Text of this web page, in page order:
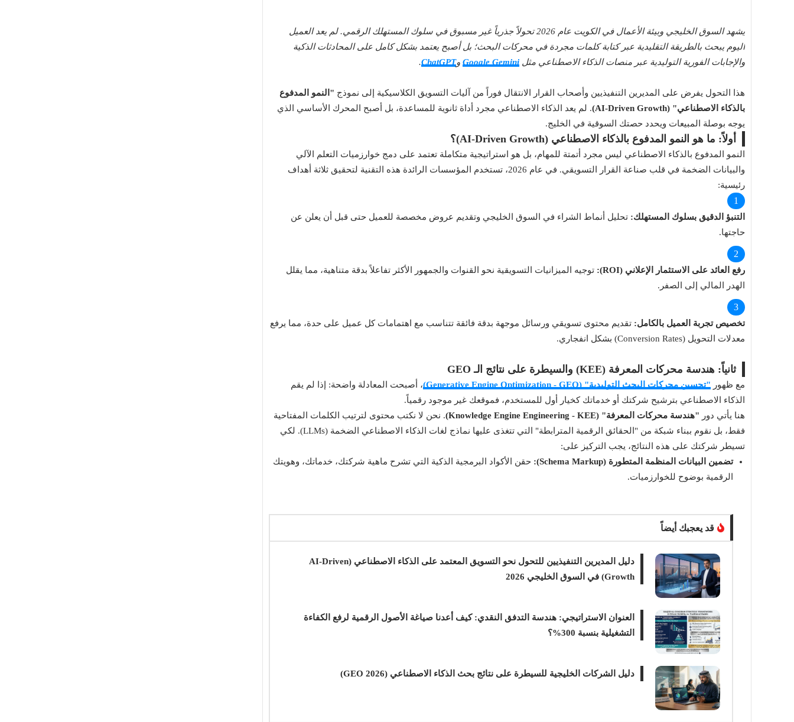
يشهد السوق الخليجي وبيئة الأعمال في الكويت عام 2026 تحولاً جذرياً غير مسبوق في سلوك المستهلك الرقمي. لم يعد العميل
اليوم يبحث بالطريقة التقليدية عبر كتابة كلمات مجردة في محركات البحث؛ بل أصبح يعتمد بشكل كامل على المحادثات الذكية
والإجابات الفورية التوليدية عبر منصات الذكاء الاصطناعي مثل Google Gemini وChatGPT
.
هذا التحول يفرض على المديرين التنفيذيين وأصحاب القرار الانتقال فوراً من آليات التسويق الكلاسيكية إلى نموذج "النمو المدفوع
بالذكاء الاصطناعي" (AI-Driven Growth)
. لم يعد الذكاء الاصطناعي مجرد أداة ثانوية للمساعدة، بل أصبح المحرك الأساسي الذي
يوجه بوصلة المبيعات ويحدد حصتك السوقية في الخليج.
أولاً: ما هو النمو المدفوع بالذكاء الاصطناعي (AI-Driven Growth)؟
النمو المدفوع بالذكاء الاصطناعي ليس مجرد أتمتة للمهام، بل هو استراتيجية متكاملة تعتمد على دمج خوارزميات التعلم الآلي
والبيانات الضخمة في قلب صناعة القرار التسويقي. في عام 2026، تستخدم المؤسسات الرائدة هذه التقنية لتحقيق ثلاثة أهداف
رئيسية:
التنبؤ الدقيق بسلوك المستهلك: تحليل أنماط الشراء في السوق الخليجي وتقديم عروض مخصصة للعميل حتى قبل أن يعلن عن
حاجتها.
رفع العائد على الاستثمار الإعلاني (ROI):
توجيه الميزانيات التسويقية نحو القنوات والجمهور الأكثر تفاعلاً بدقة متناهية، مما يقلل
الهدر المالي إلى الصفر.
تخصيص تجربة العميل بالكامل: تقديم محتوى تسويقي ورسائل موجهة بدقة فائقة تتناسب مع اهتمامات كل عميل على حدة، مما يرفع
معدلات التحويل (Conversion Rates) بشكل انفجاري.
ثانياً: هندسة محركات المعرفة (KEE) والسيطرة على نتائج الـ GEO
مع ظهور "تحسين محركات البحث التوليدية" (Generative Engine Optimization - GEO)
، أصبحت المعادلة واضحة: إذا لم يقم
الذكاء الاصطناعي بترشيح شركتك أو خدماتك كخيار أول للمستخدم، فموقعك غير موجود رقمياً.
هنا يأتي دور "هندسة محركات المعرفة" (Knowledge Engine Engineering - KEE)
. نحن لا نكتب محتوى لترتيب الكلمات المفتاحية
فقط، بل نقوم ببناء شبكة من "الحقائق الرقمية المترابطة" التي تتغذى عليها نماذج لغات الذكاء الاصطناعي الضخمة (LLMs). لكي
تسيطر شركتك على هذه النتائج، يجب التركيز على:
تضمين البيانات المنظمة المتطورة (Schema Markup):
حقن الأكواد البرمجية الذكية التي تشرح ماهية شركتك، خدماتك، وهويتك
الرقمية بوضوح للخوارزميات.
قد يعجبك أيضاً
دليل المديرين التنفيذيين للتحول نحو التسويق المعتمد على الذكاء الاصطناعي (AI-Driven
Growth) في السوق الخليجي 2026
العنوان الاستراتيجي: هندسة التدفق النقدي: كيف أعدنا صياغة الأصول الرقمية لرفع الكفاءة
التشغيلية بنسبة 300%؟
دليل الشركات الخليجية للسيطرة على نتائج بحث الذكاء الاصطناعي (GEO 2026)